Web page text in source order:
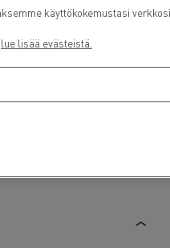
käyttökokemustasi
lue lisää evästeistä.